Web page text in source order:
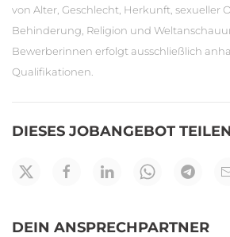
von Alter, Geschlecht, Herkunft, sexueller
Behinderung, Religion und
Bewerberinnen erfolgt ausschließlich
Qualifikationen.
DIESES JOBANGEBOT TEILEN
DEIN ANSPRECHPARTNER